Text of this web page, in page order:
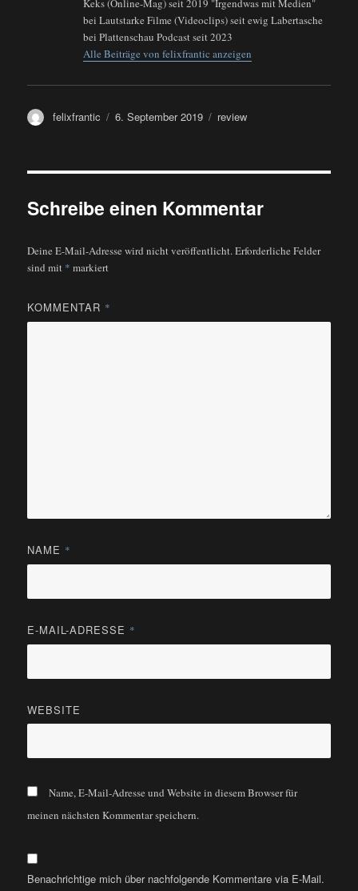
Keks (Online-Mag) seit 2019 "Irgendwas mit Medien"
bei Lautstarke Filme (Videoclips) seit ewig Labertasche
bei Plattenschau Podcast seit 2023
Alle Beiträge von felixfrantic anzeigen
Autor
felixfrantic
Veröffentlicht
6. September 2019 Kategorien
review
Schreibe einen Kommentar
Deine E-Mail-Adresse wird nicht veröffentlicht.Erforderliche Felder
sind mit * markiert
KOMMENTAR *
NAME *
E-MAIL-ADRESSE *
WEBSITE
Name, E-Mail-Adresse und Website in diesem Browser für
meinen nächsten Kommentar speichern.
Benachrichtige mich über nachfolgende Kommentare via E-Mail.